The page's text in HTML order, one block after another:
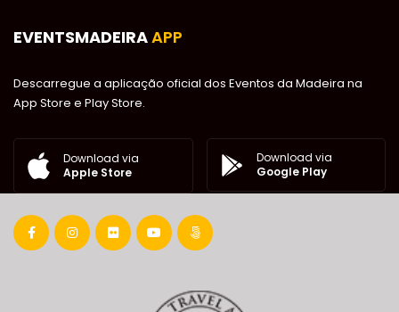
EVENTSMADEIRAAPP
Descarregue a aplicação oficial dos Eventos da Madeira na
App Store e Play Store.
Download via
Apple Store
Download via
Google Play